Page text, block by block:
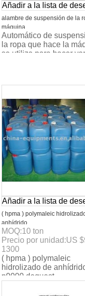
Añadir a la lista de
alambre de suspensión de la
máquina
Automático de
la ropa que hace la
se utiliza para hacer
Añadir a la lista de
( hpma ) polymaleic
anhídrido
MOQ:10 ton
Precio por unidad:US $
1300
( hpma ) polymaleic
hidrolizado de
p9000 dequest.